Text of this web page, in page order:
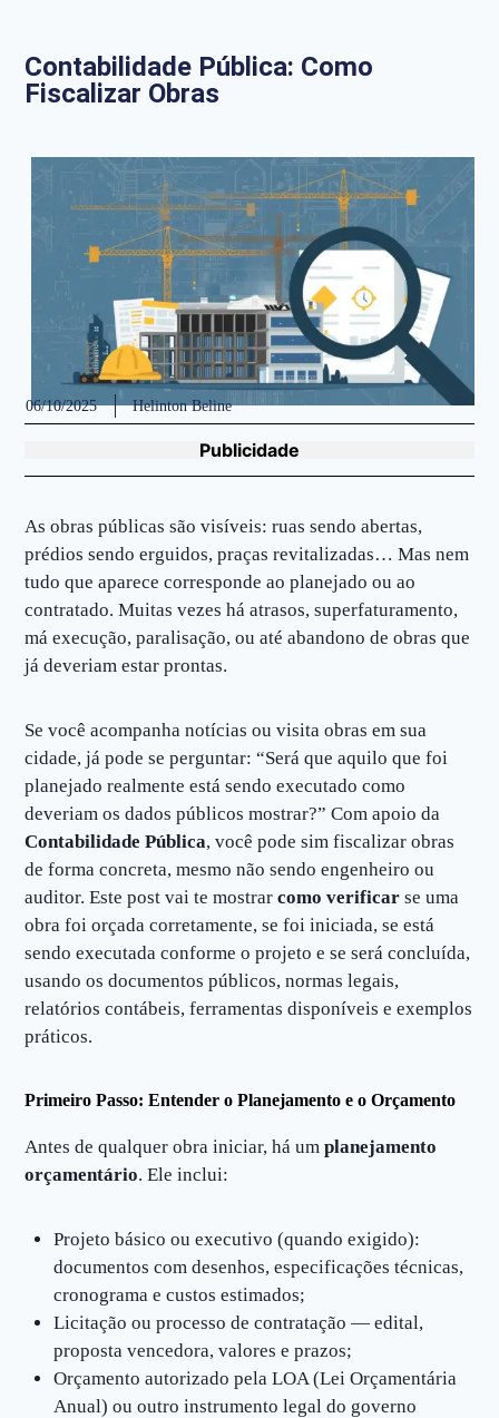
Contabilidade Pública: Como
Fiscalizar Obras
06/10/2025 Helinton Beline
Publicidade
As obras públicas são visíveis: ruas sendo abertas,
prédios sendo erguidos, praças revitalizadas… Mas nem
tudo que aparece corresponde ao planejado ou ao
contratado. Muitas vezes há atrasos, superfaturamento,
má execução, paralisação, ou até abandono de obras que
já deveriam estar prontas.
Se você acompanha notícias ou visita obras em sua
cidade, já pode se perguntar: “Será que aquilo que foi
planejado realmente está sendo executado como
deveriam os dados públicos mostrar?” Com apoio da
Contabilidade Pública, você pode sim fiscalizar obras
de forma concreta, mesmo não sendo engenheiro ou
auditor. Este post vai te mostrarcomo verificar se uma
obra foi orçada corretamente, se foi iniciada, se está
sendo executada conforme o projeto e se será concluída,
usando os documentos públicos, normas legais,
relatórios contábeis, ferramentas disponíveis e exemplos
práticos.
Primeiro Passo: Entender o Planejamento e o Orçamento
Antes de qualquer obra iniciar, há umplanejamento
orçamentário. Ele inclui:
Projeto básico ou executivo (quando exigido):
documentos com desenhos, especificações técnicas,
cronograma e custos estimados;
Licitação ou processo de contratação — edital,
proposta vencedora, valores e prazos;
Orçamento autorizado pela LOA (Lei Orçamentária
Anual) ou outro instrumento legal do governo